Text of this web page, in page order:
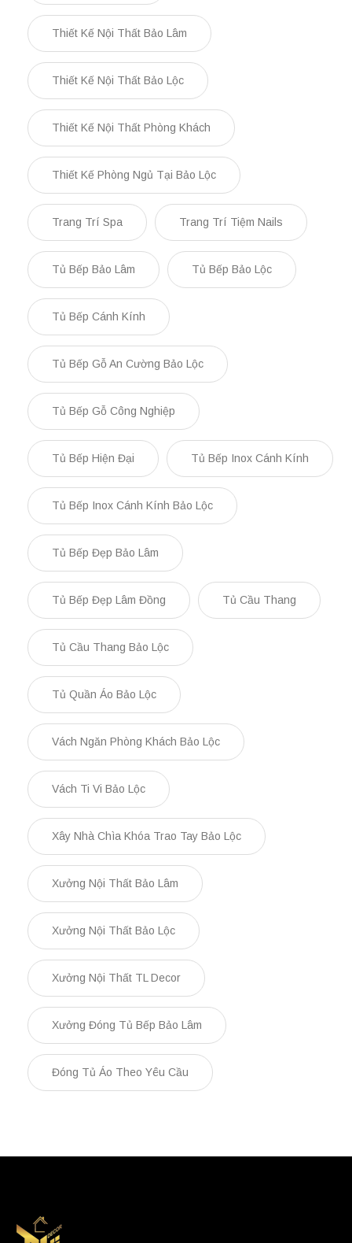
Thiết Kế Nội Thất Bảo Lâm
Thiết Kế Nội Thất Bảo Lộc
Thiết Kế Nội Thất Phòng Khách
Thiết Kế Phòng Ngủ Tại Bảo Lộc
Trang Trí Spa Trang Trí Tiệm Nails
Tủ Bếp Bảo Lâm Tủ Bếp Bảo Lộc
Tủ Bếp Cánh Kính
Tủ Bếp Gỗ An Cường Bảo Lộc
Tủ Bếp Gỗ Công Nghiệp
Tủ Bếp Hiện Đại Tủ Bếp Inox Cánh Kính
Tủ Bếp Inox Cánh Kính Bảo Lộc
Tủ Bếp Đẹp Bảo Lâm
Tủ Bếp Đẹp Lâm Đồng Tủ Cầu Thang
Tủ Cầu Thang Bảo Lộc
Tủ Quần Áo Bảo Lộc
Vách Ngăn Phòng Khách Bảo Lộc
Vách Ti Vi Bảo Lộc
Xây Nhà Chìa Khóa Trao Tay Bảo Lộc
Xưởng Nội Thất Bảo Lâm
Xưởng Nội Thất Bảo Lộc
Xưởng Nội Thất TL Decor
Xưởng Đóng Tủ Bếp Bảo Lâm
Đóng Tủ Áo Theo Yêu Cầu